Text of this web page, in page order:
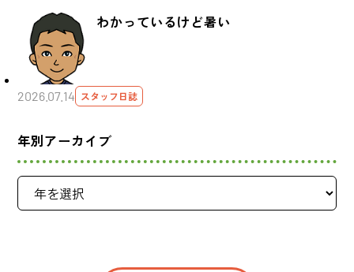
わかっているけど暑い
2026.07.14 スタッフ日誌
年別アーカイブ